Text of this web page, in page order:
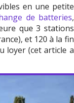
en une petite
de batteries,
que 3 stations
et 120 à la fin
loyer (cet article a